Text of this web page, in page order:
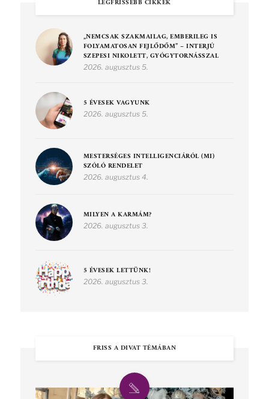
LEGFRISSEBB CIKKEK
„NEMCSAK SZAKMAILAG, EMBERILEG IS
FOLYAMATOSAN FEJLŐDŐM” – INTERJÚ
SZEPESI NIKOLETT, GYÓGYTORNÁSSZAL
2026. augusztus 5.
5 ÉVESEK VAGYUNK
2026. augusztus 5.
MESTERSÉGES INTELLIGENCIÁRÓL (MI)
SZÓLÓ RENDELET
2026. augusztus 4.
MILYEN A KARMÁM?
2026. augusztus 3.
5 ÉVESEK LETTÜNK!
2026. augusztus 3.
FRISS A DIVAT TÉMÁBAN